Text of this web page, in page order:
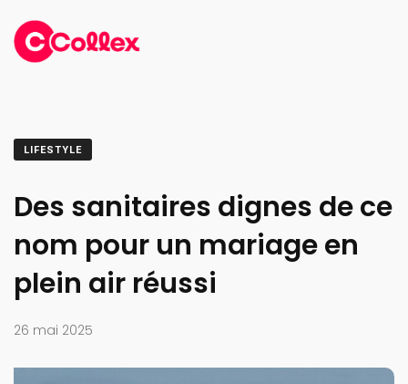
LIFESTYLE
Des sanitaires dignes de ce
nom pour un mariage en
plein air réussi
26 mai 2025